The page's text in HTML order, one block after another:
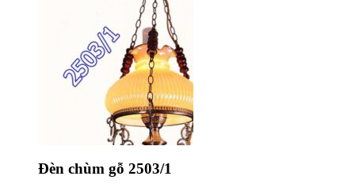
Đèn chùm gỗ 2503/1